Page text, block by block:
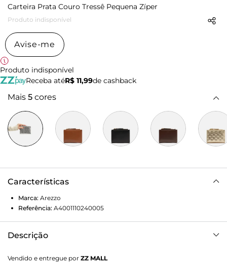
Carteira Prata Couro Tressê Pequena Zíper
Produto indisponível
Avise-me
Produto indisponível
Receba atéR$ 11,99de cashback
Mais 5 cores
Características
Marca: Arezzo
Referência: A4001110240005
Descrição
formato quadrado, capas em tressê, contorno em costura
Vendido e entregue por ZZ MALL